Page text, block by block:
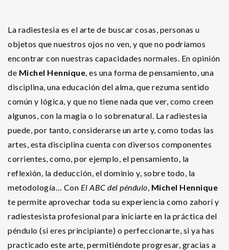
La radiestesia es el arte de buscar cosas, personas u
objetos que nuestros ojos no ven, y que no podríamos
encontrar con nuestras capacidades normales. En opinión
de Michel Hennique , es una forma de pensamiento, una
disciplina, una educación del alma, que rezuma sentido
común y lógica, y que no tiene nada que ver, como creen
algunos, con la magia o lo sobrenatural. La radiestesia
puede, por tanto, considerarse un arte y, como todas las
artes, esta disciplina cuenta con diversos componentes
corrientes, como, por ejemplo, el pensamiento, la
reflexión, la deducción, el dominio y, sobre todo, la
metodología… Con El ABC del péndulo Michel Hennique
te permite aprovechar toda su experiencia como zahorí y
radiestesista profesional para iniciarte en la práctica del
péndulo (si eres principiante) o perfeccionarte, si ya has
practicado este arte, permitiéndote progresar, gracias a